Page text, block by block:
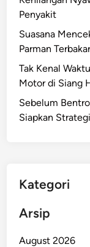
Penyakit
Suasana
Parman
Tak Kenal
Motor di Siang
Sebelum
Siapkan
Kategori
Arsip
August 2026